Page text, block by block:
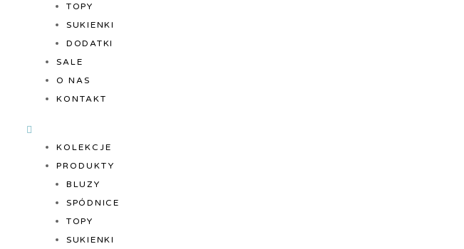
TOPY
SUKIENKI
DODATKI
SALE
O NAS
KONTAKT
KOLEKCJE
PRODUKTY
BLUZY
SPÓDNICE
TOPY
SUKIENKI